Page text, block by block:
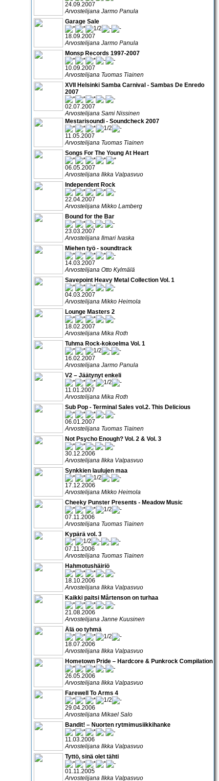
24.09.2007
Arvostelijana Jarmo Panula
Garage Sale
18.09.2007
Arvostelijana Jarmo Panula
Monsp Records 1997-2007
10.09.2007
Arvostelijana Tuomas Tiainen
XVII Helsinki Samba Carnival - Sambas De Enredo
2007
02.07.2007
Arvostelijana Sami Nissinen
Mestarisoundi - Soundcheck 2007
11.05.2007
Arvostelijana Tuomas Tiainen
Songs For The Young At Heart
06.05.2007
Arvostelijana Ilkka Valpasvuo
Independent Rock
22.04.2007
Arvostelijana Mikko Lamberg
Bound for the Bar
23.03.2007
Arvostelijana Ilmari Ivaska
Miehen työ - soundtrack
14.03.2007
Arvostelijana Otto Kylmälä
Savepoint Heavy Metal Collection Vol. 1
04.03.2007
Arvostelijana Mikko Heimola
Lounge Masters 2
18.02.2007
Arvostelijana Mika Roth
Tuhma Rock-kokoelma Vol. 1
16.02.2007
Arvostelijana Jarmo Panula
V2 – Jäätynyt enkeli
11.01.2007
Arvostelijana Mika Roth
Sub Pop - Terminal Sales vol.2. This Delicious
06.01.2007
Arvostelijana Tuomas Tiainen
Not Psycho Enough? Vol. 2 & Vol. 3
30.12.2006
Arvostelijana Ilkka Valpasvuo
Synkkien laulujen maa
17.12.2006
Arvostelijana Mikko Heimola
Cheeky Punster Presents - Meadow Music
07.11.2006
Arvostelijana Tuomas Tiainen
Kypärä vol. 3
07.11.2006
Arvostelijana Tuomas Tiainen
Hahmotushäiriö
18.10.2006
Arvostelijana Ilkka Valpasvuo
Kaikki paitsi Mårtenson on turhaa
21.08.2006
Arvostelijana Janne Kuusinen
Älä oo tyhmä
18.07.2006
Arvostelijana Ilkka Valpasvuo
Hometown Pride – Hardcore & Punkrock Compilation
26.05.2006
Arvostelijana Ilkka Valpasvuo
Farewell To Arms 4
29.04.2006
Arvostelijana Mikael Salo
Bandit! – Nuorten rytmimusiikkihanke
11.03.2006
Arvostelijana Ilkka Valpasvuo
Tyttö, sinä olet tähti
01.11.2005
Arvostelijana Ilkka Valpasvuo